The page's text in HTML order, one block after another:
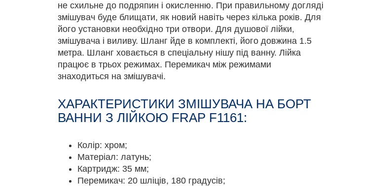
не схильне до подряпин і окисленню. При правильному догляді
змішувач буде блищати, як новий навіть через кілька років. Для
його установки необхідно три отвори. Для душової лійки,
змішувача і виливу. Шланг йде в комплекті, його довжина 1.5
метра. Шланг ховається в спеціальну нішу під ванну. Лійка
працює в трьох режимах. Перемикач між режимами
знаходиться на змішувачі.
ХАРАКТЕРИСТИКИ ЗМІШУВАЧА НА БОРТ
ВАННИ З ЛІЙКОЮ FRAP F1161:
Колір: хром;
Матеріал: латунь;
Картридж: 35 мм;
Перемикач: 20 шліців, 180 градусів;